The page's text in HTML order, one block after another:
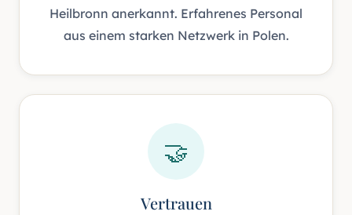
Heilbronn anerkannt. Erfahrenes Personal
aus einem starken Netzwerk in Polen.
🤝
Vertrauen